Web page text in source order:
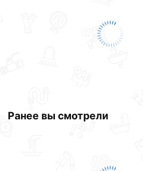
Ранее вы смотрели